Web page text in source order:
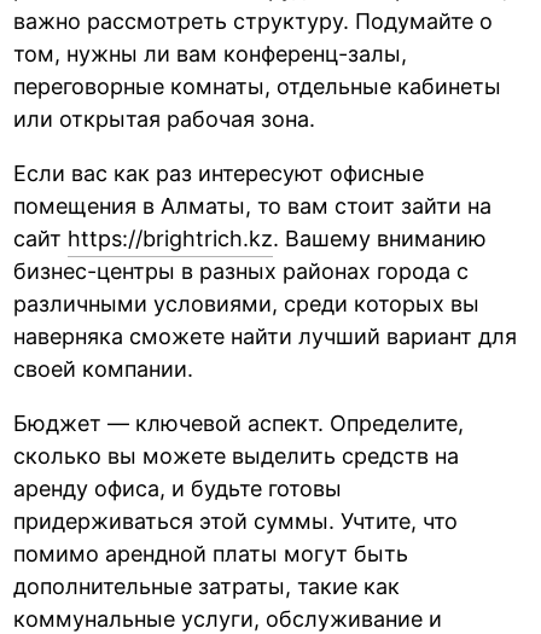
важно рассмотреть структуру. Подумайте о
том, нужны ли вам конференц-залы,
переговорные комнаты, отдельные кабинеты
или открытая рабочая зона.
Если вас как раз интересуют офисные
помещения в Алматы, то вам стоит зайти на
сайт https://brightrich.kz. Вашему вниманию
бизнес-центры в разных районах города с
различными условиями, среди которых вы
наверняка сможете найти лучший вариант для
своей компании.
Бюджет — ключевой аспект. Определите,
сколько вы можете выделить средств на
аренду офиса, и будьте готовы
придерживаться этой суммы. Учтите, что
помимо арендной платы могут быть
дополнительные затраты, такие как
коммунальные услуги, обслуживание и